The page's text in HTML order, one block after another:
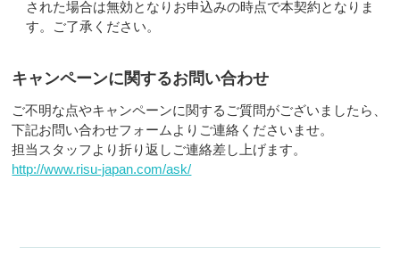
された場合は無効となりお申込みの時点で本契約となりま
す。ご了承ください。
キャンペーンに関するお問い合わせ
ご不明な点やキャンペーンに関するご質問がございましたら、
下記お問い合わせフォームよりご連絡くださいませ。
担当スタッフより折り返しご連絡差し上げます。
http://www.risu-japan.com/ask/